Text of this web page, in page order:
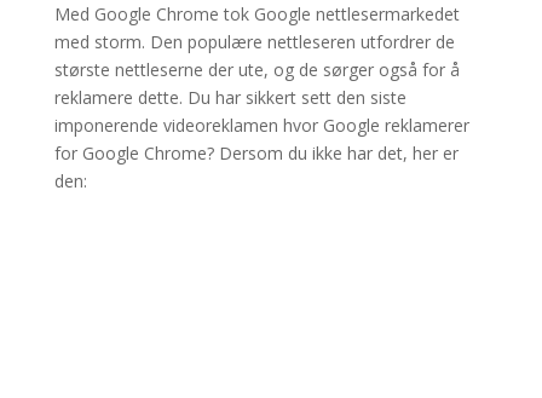
Med Google Chrome tok Google nettlesermarkedet
med storm. Den populære nettleseren utfordrer de
største nettleserne der ute, og de sørger også for å
reklamere dette. Du har sikkert sett den siste
imponerende videoreklamen hvor Google reklamerer
for Google Chrome? Dersom du ikke har det, her er
den: